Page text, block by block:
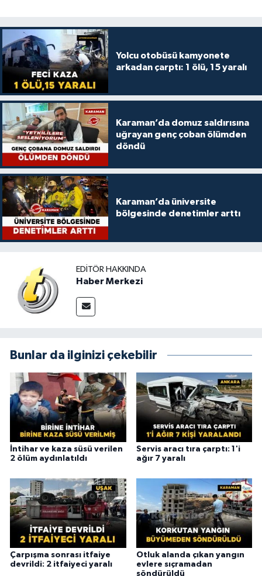
Yolcu otobüsü kamyonete
arkadan çarptı: 1 ölü, 15 yaralı
Karaman’da domuz saldırısına
uğrayan genç çoban ölümden
döndü
Karaman’da üniversite
bölgesinde denetimler arttı
EDITÖR HAKKINDA
Haber Merkezi
Bunlar da ilginizi çekebilir
İntihar ve kaza süsü verilen
2 ölüm aydınlatıldı
Servis aracı tıra çarptı: 1'i
ağır 7 yaralı
Çarpışma sonrası itfaiye
devrildi: 2 itfaiyeci yaralı
Otluk alanda çıkan yangın
evlere sıçramadan
söndürüldü